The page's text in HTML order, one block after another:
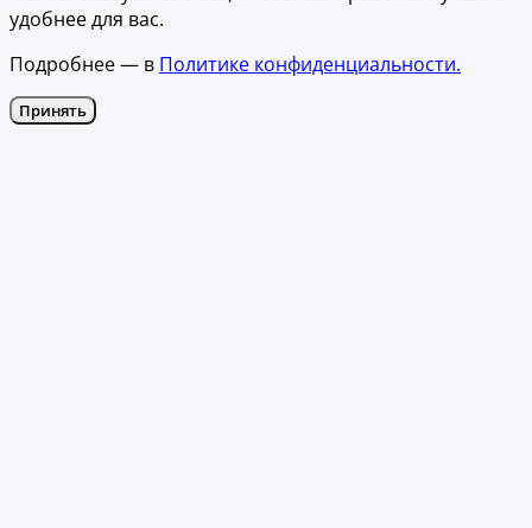
удобнее для вас.
Подробнее — в Политике конфиденциальности.
Принять